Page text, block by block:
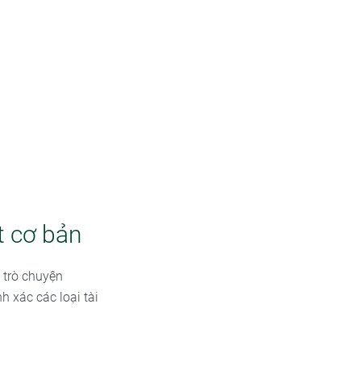
cơ bản
chuyện
xác các loại tài